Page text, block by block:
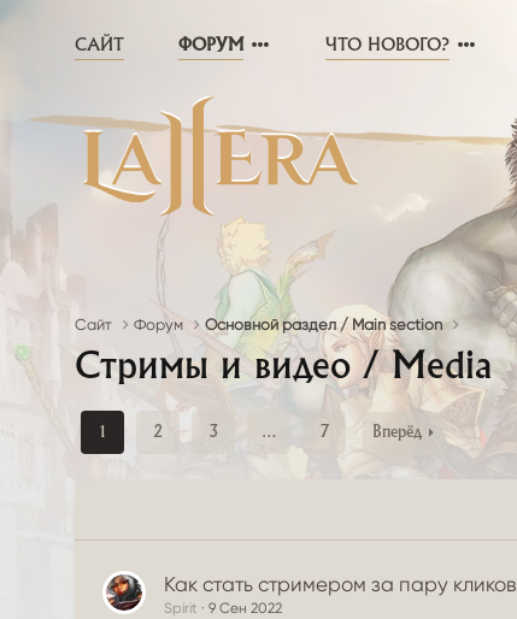
САЙТ ФОРУМ ЧТО НОВОГО?
Сайт Форум Основной раздел / Main section
Стримы и видео / Media
1 2 3 … 7 Вперёд
Как стать стримером за пару кликов
Spirit 9 Сен 2022